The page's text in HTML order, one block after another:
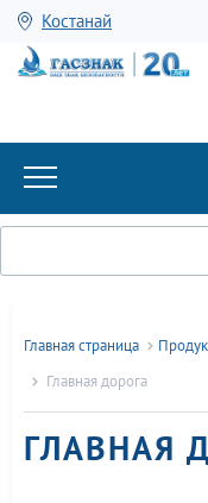
Костанай
Главная страница
Главная дорога
ГЛАВНАЯ